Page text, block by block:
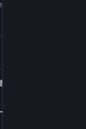
通知用】
無糖 紙パック
プライム会員送料